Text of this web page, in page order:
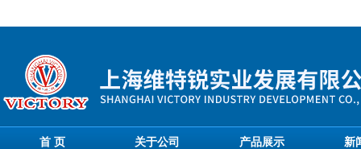
首 页 关于公司 产品展示 新